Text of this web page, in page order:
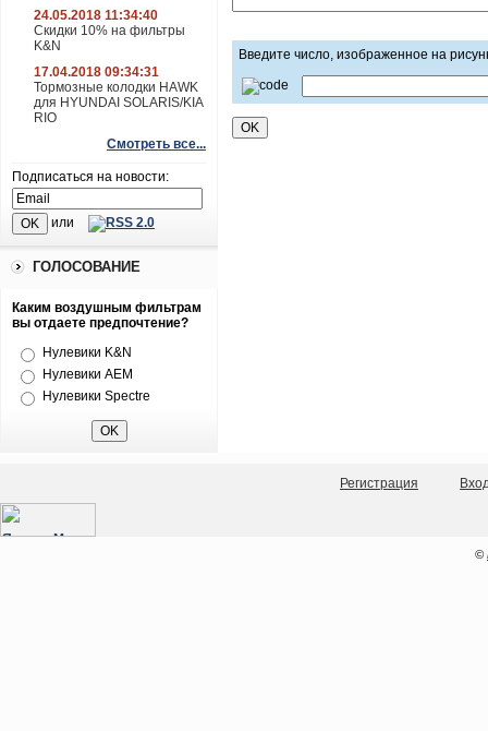
24.05.2018 11:34:40
Скидки 10% на фильтры
K&N
17.04.2018 09:34:31
Тормозные колодки HAWK
для HYUNDAI SOLARIS/KIA
RIO
Смотреть все...
Подписаться на новости:
или
ГОЛОСОВАНИЕ
Каким воздушным фильтрам
вы отдаете предпочтение?
Нулевики K&N
Нулевики AEM
Нулевики Spectre
Введите число, изображенное на
Регистрация
©